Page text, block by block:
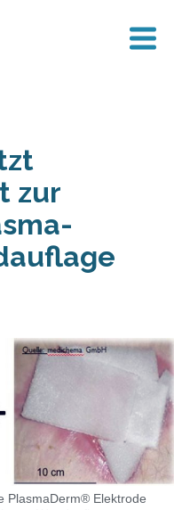
zur
PlasmaDerm® Elektrode